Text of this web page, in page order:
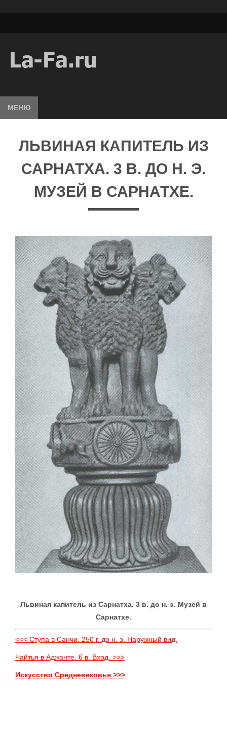
МЕНЮ
ЛЬВИНАЯ КАПИТЕЛЬ ИЗ
САРНАТХА. 3 В. ДО Н. Э.
МУЗЕЙ В САРНАТХЕ.
Львиная капитель из Сарнатха. 3 в. до н. э. Музей в
Сарнатхе.
<<< Ступа в Санчи. 250 г. до н. э. Наружный вид.
Чайтья в Аджанте. 6 в. Вход. >>>
Искусство Средневековья >>>